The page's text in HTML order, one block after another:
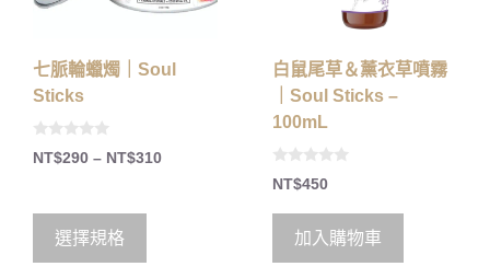
七脈輪蠟燭｜Soul
Sticks
0
o
NT$290 – NT$310
選擇規格
白鼠尾草＆薰衣草噴霧
｜Soul Sticks –
100mL
0
o
t
5
NT$450
加入購物車